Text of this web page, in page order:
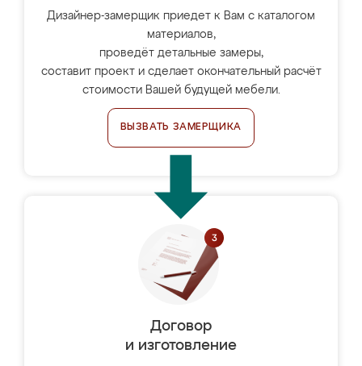
Дизайнер-замерщик приедет к Вам с каталогом
материалов,
проведёт детальные замеры,
составит проект и сделает окончательный расчёт
стоимости Вашей будущей мебели.
ВЫЗВАТЬ ЗАМЕРЩИКА
Договор
и изготовление